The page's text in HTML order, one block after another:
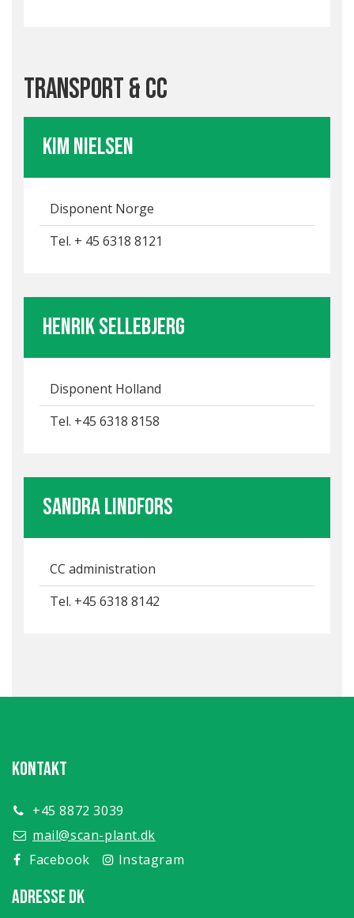
Transport & CC
Kim Nielsen
Disponent Norge
Tel. + 45 6318 8121
Henrik Sellebjerg
Disponent Holland
Tel. +45 6318 8158
Sandra Lindfors
CC administration
Tel. +45 6318 8142
KONTAKT
+45 8872 3039
mail@scan-plant.dk
Facebook
Instagram
ADRESSE DK